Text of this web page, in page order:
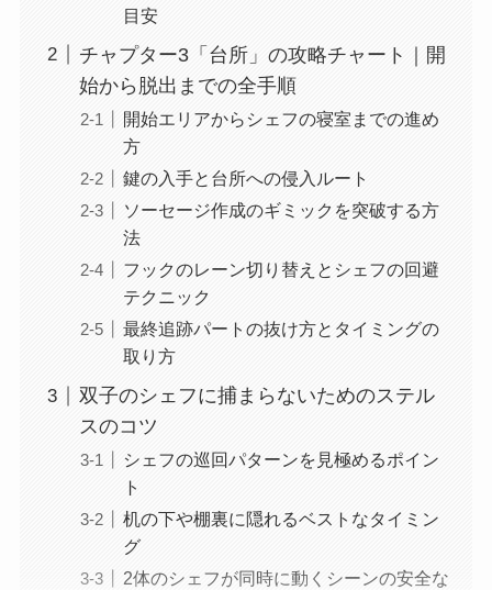
目安
チャプター3「台所」の攻略チャート｜開
始から脱出までの全手順
開始エリアからシェフの寝室までの進め
方
鍵の入手と台所への侵入ルート
ソーセージ作成のギミックを突破する方
法
フックのレーン切り替えとシェフの回避
テクニック
最終追跡パートの抜け方とタイミングの
取り方
双子のシェフに捕まらないためのステル
スのコツ
シェフの巡回パターンを見極めるポイン
ト
机の下や棚裏に隠れるベストなタイミン
グ
2体のシェフが同時に動くシーンの安全な